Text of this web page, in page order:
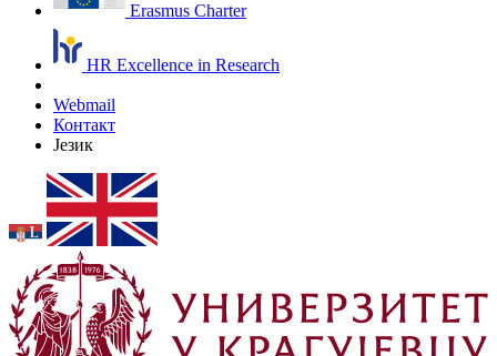
Erasmus Charter
HR Excellence in Research
Webmail
Контакт
Језик